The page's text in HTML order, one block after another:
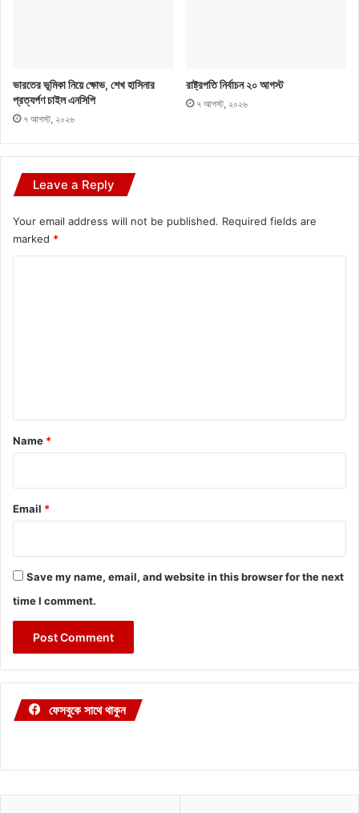
ভারতের ভূমিকা নিয়ে ক্ষোভ, শেখ হাসিনার
প্রত্যর্পণ চাইল এনসিপি
৭ আগস্ট, ২০২৬
রাষ্ট্রপতি নির্বাচন ২০ আগস্ট
৭ আগস্ট, ২০২৬
Leave a Reply
Your email address will not be published. Required fields are
marked *
*
Name *
Email *
Save my name, email, and website in this browser for the next
time I comment.
ফেসবুকে সাথে থাকুন